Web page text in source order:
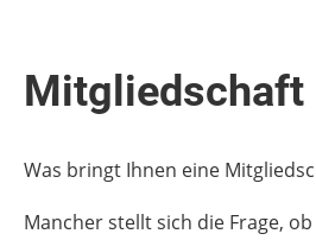
Mitgliedschaft
Was bringt Ihnen eine
Mancher stellt sich die Frage,